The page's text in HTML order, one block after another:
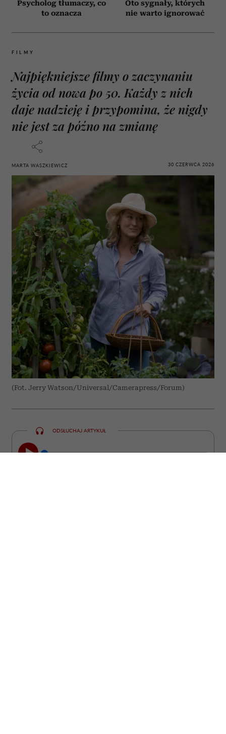
Psycholog tłumaczy, co
to oznacza
Oto sygnały, których
nie warto ignorować
FILMY
Najpiękniejsze filmy o zaczynaniu
życia od nowa po 50. Każdy z nich
daje nadzieję i przypomina, że nigdy
nie jest za późno na zmianę
MARTA WASZKIEWICZ 30 CZERWCA 2026
(Fot. Jerry Watson/Universal/Camerapress/Forum)
ODSŁUCHAJ ARTYKUŁ